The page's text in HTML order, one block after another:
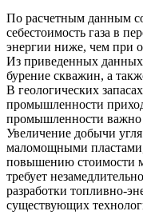
По расчетным данным
себестоимость газа в
энергии ниже, чем при
Из приведенных данных
бурение скважин, а
В геологических
промышленности
промышленности важно
Увеличение добычи
маломощными
повышению стоимости
требует
разработки топливно-
существующих